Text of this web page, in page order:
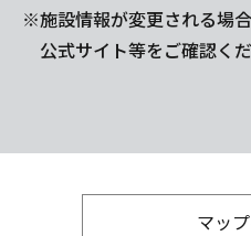
※施設情報が変更される場
公式サイト等をご確認くだ
マッ